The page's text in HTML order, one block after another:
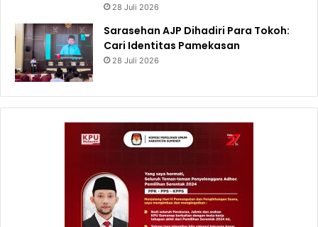
28 Juli 2026
Sarasehan AJP Dihadiri Para Tokoh:
Cari Identitas Pamekasan
28 Juli 2026